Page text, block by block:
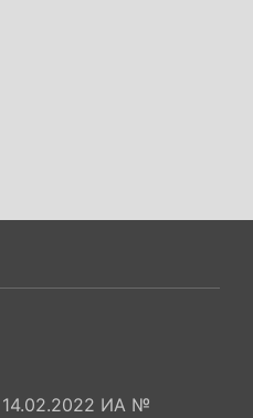
14.02.2022 ИА №